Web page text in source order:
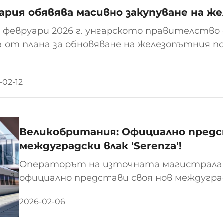
обявява масивно закупуване на
февруари 2026 г. унгарското
от плана за обновяване на железопътния
националната държавна
множество процедури по
влака (EMU)...
12
Великобритания: Официално
междуградски влак 'Serenza'!
Операторът на източната магистрала
официално представи своя нов
експлоатация през следващите години,
отговори на растящите...
2026-02-06